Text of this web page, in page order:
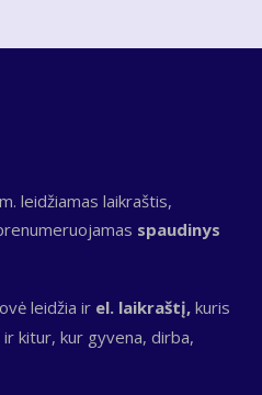
leidžiamas laikraštis,
spaudinys
leidžia ir el. laikraštį, kuris
kitur, kur gyvena, dirba,